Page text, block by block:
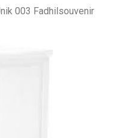
003 Fadhilsouvenir